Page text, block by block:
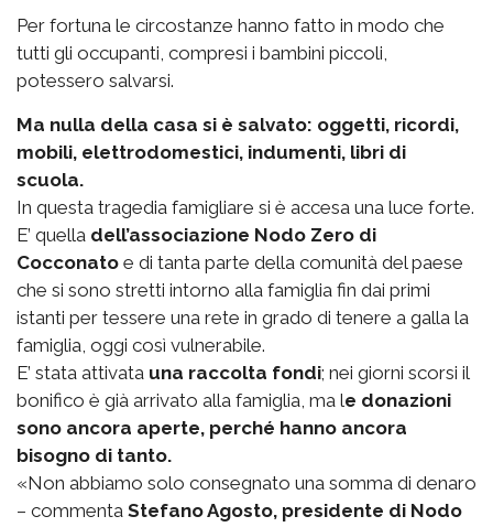
Per fortuna le circostanze hanno fatto in modo che
tutti gli occupanti, compresi i bambini piccoli,
potessero salvarsi.
Ma nulla della casa si è salvato: oggetti, ricordi,
mobili, elettrodomestici, indumenti, libri di
scuola.
In questa tragedia famigliare si è accesa una luce forte.
E’ quella dell’associazione Nodo Zero di
Cocconato e di tanta parte della comunità del paese
che si sono stretti intorno alla famiglia fin dai primi
istanti per tessere una rete in grado di tenere a galla la
famiglia, oggi così vulnerabile.
E’ stata attivata una raccolta fondi; nei giorni scorsi il
bonifico è già arrivato alla famiglia, ma le donazioni
sono ancora aperte, perché hanno ancora
bisogno di tanto.
«Non abbiamo solo consegnato una somma di denaro
– commenta Stefano Agosto, presidente di Nodo